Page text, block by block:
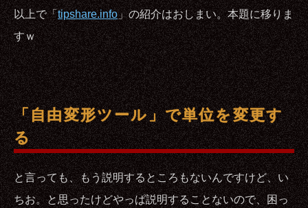
以上で「tipshare.info」の紹介はおしまい。本題に移りま
すｗ
「自由変形ツール」で単位を変更す
る
と言っても、もう説明するところもないんですけど、い
ちお。と思ったけどやっぱ説明することないので、困っ